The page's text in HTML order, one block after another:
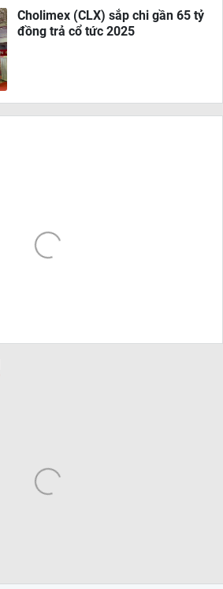
Cholimex (CLX) sắp chi gần 65 tỷ
đồng trả cổ tức 2025